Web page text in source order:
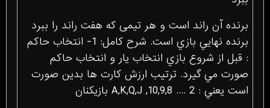
برنده آن راند است و هر تیمی كه هفت راند را ببرد
برنده نهايي بازي است. شرح کامل: 1- انتخاب حاکم
: قبل از شروع بازي انتخاب يار و انتخاب حاكم
صورت مي گيرد. ترتيب ارزش کارت ها بدین صورت
است يعني : A,K,Q,J ,10,9,8 .... 2 بازیکنان